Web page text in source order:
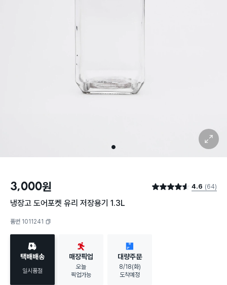
1
확대 보기
3,000원 별점 4.6점 4.6 (64)
냉장고 도어포켓 유리 저장용기 1.3L
품번 1011241
택배배송
일시품절
매장픽업
오늘
픽업가능
대량주문
8/18(화)
도착예정